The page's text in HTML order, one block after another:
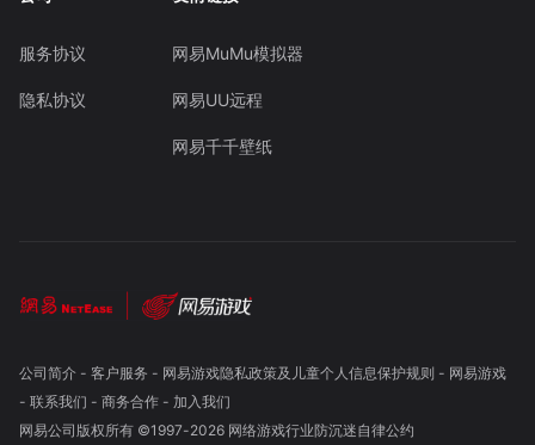
服务协议
隐私协议
网易MuMu模拟器
网易UU远程
网易千千壁纸
公司简介- 客户服务 - 网易游戏隐私政策及儿童个人信息保护规则 - 网易游戏
- 联系我们 - 商务合作- 加入我们
网易公司版权所有 ©1997-2026 网络游戏行业防沉迷自律公约